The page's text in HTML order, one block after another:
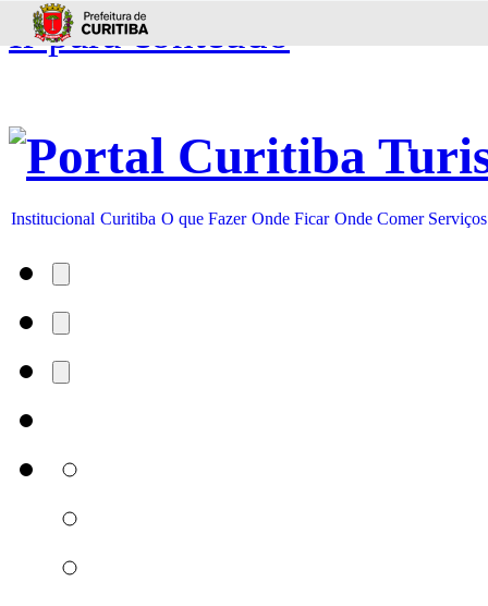
Ir para conteúdo
Institucional Curitiba O que Fazer Onde Ficar Onde Comer Serviços